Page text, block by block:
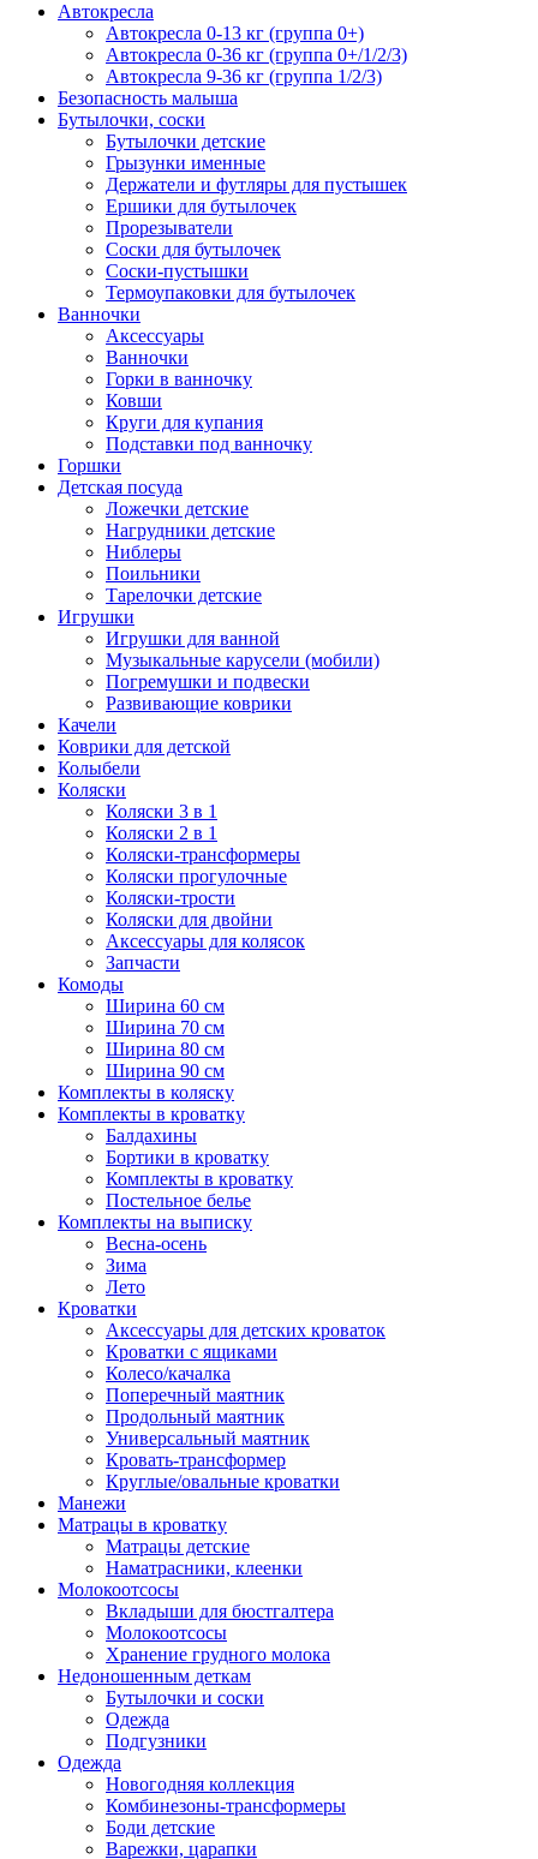
Автокресла
Автокресла 0-13 кг (группа 0+)
Автокресла 0-36 кг (группа 0+/1/2/3)
Автокресла 9-36 кг (группа 1/2/3)
Безопасность малыша
Бутылочки, соски
Бутылочки детские
Грызунки именные
Держатели и футляры для пустышек
Ершики для бутылочек
Прорезыватели
Соски для бутылочек
Соски-пустышки
Термоупаковки для бутылочек
Ванночки
Аксессуары
Ванночки
Горки в ванночку
Ковши
Круги для купания
Подставки под ванночку
Горшки
Детская посуда
Ложечки детские
Нагрудники детские
Ниблеры
Поильники
Тарелочки детские
Игрушки
Игрушки для ванной
Музыкальные карусели (мобили)
Погремушки и подвески
Развивающие коврики
Качели
Коврики для детской
Колыбели
Коляски
Коляски 3 в 1
Коляски 2 в 1
Коляски-трансформеры
Коляски прогулочные
Коляски-трости
Коляски для двойни
Аксессуары для колясок
Запчасти
Комоды
Ширина 60 см
Ширина 70 см
Ширина 80 см
Ширина 90 см
Комплекты в коляску
Комплекты в кроватку
Балдахины
Бортики в кроватку
Комплекты в кроватку
Постельное белье
Комплекты на выписку
Весна-осень
Зима
Лето
Кроватки
Аксессуары для детских кроваток
Кроватки с ящиками
Колесо/качалка
Поперечный маятник
Продольный маятник
Универсальный маятник
Кровать-трансформер
Круглые/овальные кроватки
Манежи
Матрацы в кроватку
Матрацы детские
Наматрасники, клеенки
Молокоотсосы
Вкладыши для бюстгалтера
Молокоотсосы
Хранение грудного молока
Недоношенным деткам
Бутылочки и соски
Одежда
Подгузники
Одежда
Новогодняя коллекция
Комбинезоны-трансформеры
Боди детские
Варежки, царапки